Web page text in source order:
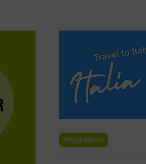
Pflegedienst